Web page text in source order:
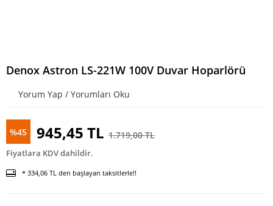
Denox Astron LS-221W 100V Duvar Hoparlörü
Yorum Yap / Yorumları Oku
%45 945,45 TL 1.719,00 TL
Fiyatlara KDV dahildir.
* 334,06 TL den başlayan taksitlerle!!